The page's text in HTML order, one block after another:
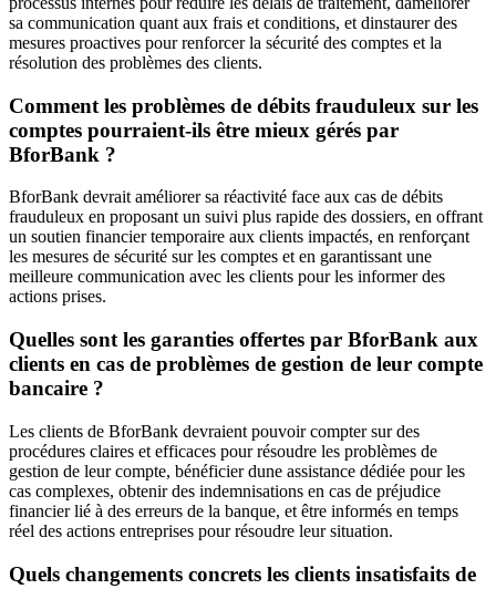
sa communication quant aux frais et conditions, et dinstaurer des
mesures proactives pour renforcer la sécurité des comptes et la
résolution des problèmes des clients.
Comment les problèmes de débits frauduleux sur les
comptes pourraient-ils être mieux gérés par
BforBank ?
BforBank devrait améliorer sa réactivité face aux cas de débits
frauduleux en proposant un suivi plus rapide des dossiers, en offrant
un soutien financier temporaire aux clients impactés, en renforçant
les mesures de sécurité sur les comptes et en garantissant une
meilleure communication avec les clients pour les informer des
actions prises.
Quelles sont les garanties offertes par BforBank aux
clients en cas de problèmes de gestion de leur compte
bancaire ?
Les clients de BforBank devraient pouvoir compter sur des
procédures claires et efficaces pour résoudre les problèmes de
gestion de leur compte, bénéficier dune assistance dédiée pour les
cas complexes, obtenir des indemnisations en cas de préjudice
financier lié à des erreurs de la banque, et être informés en temps
réel des actions entreprises pour résoudre leur situation.
Quels changements concrets les clients insatisfaits de